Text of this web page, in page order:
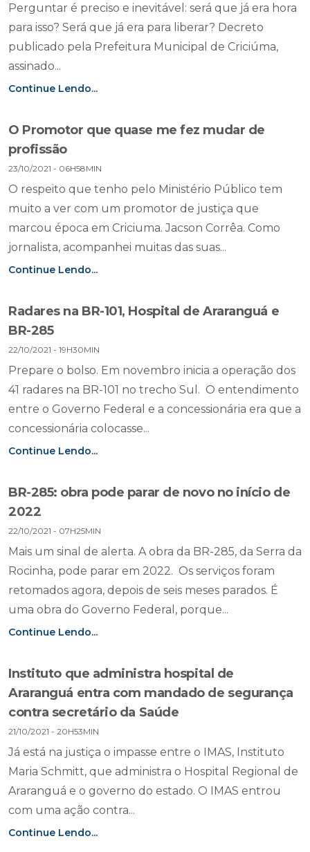
Perguntar é preciso e inevitável: será que já era hora
para isso? Será que já era para liberar? Decreto
publicado pela Prefeitura Municipal de Criciúma,
assinado...
Continue Lendo...
O Promotor que quase me fez mudar de
profissão
23/10/2021 - 06H58MIN
O respeito que tenho pelo Ministério Público tem
muito a ver com um promotor de justiça que
marcou época em Criciuma. Jacson Corrêa. Como
jornalista, acompanhei muitas das suas...
Continue Lendo...
Radares na BR-101, Hospital de Araranguá e
BR-285
22/10/2021 - 19H30MIN
Prepare o bolso. Em novembro inicia a operação dos
41 radares na BR-101 no trecho Sul. O entendimento
entre o Governo Federal e a concessionária era que a
concessionária colocasse...
Continue Lendo...
BR-285: obra pode parar de novo no início de
2022
22/10/2021 - 07H25MIN
Mais um sinal de alerta. A obra da BR-285, da Serra da
Rocinha, pode parar em 2022. Os serviços foram
retomados agora, depois de seis meses parados. É
uma obra do Governo Federal, porque...
Continue Lendo...
Instituto que administra hospital de
Araranguá entra com mandado de segurança
contra secretário da Saúde
21/10/2021 - 20H53MIN
Já está na justiça o impasse entre o IMAS, Instituto
Maria Schmitt, que administra o Hospital Regional de
Araranguá e o governo do estado. O IMAS entrou
com uma ação contra...
Continue Lendo...